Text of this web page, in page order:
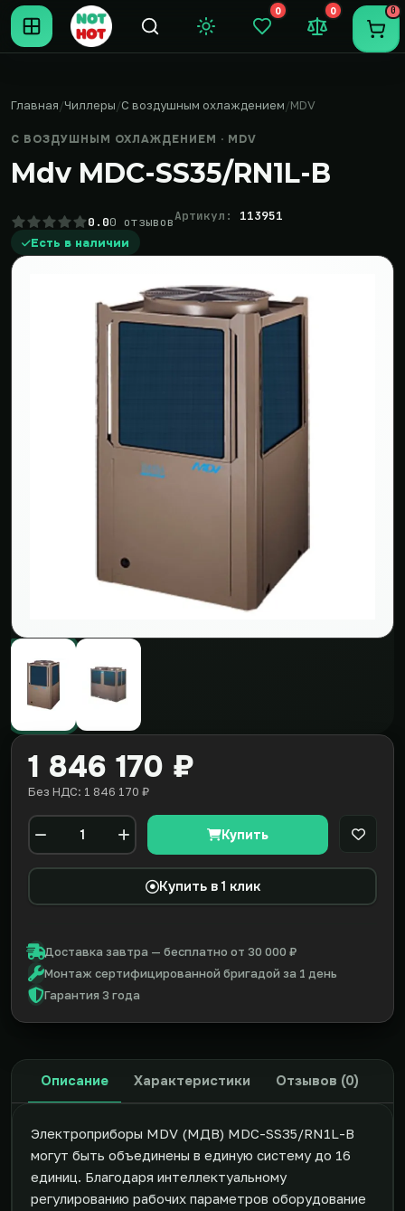
Темная тема
0
Закладки (0)
0
Сравнение
0
Главная Чиллеры С воздушным охлаждением MDV
С ВОЗДУШНЫМ ОХЛАЖДЕНИЕМ · MDV
Mdv MDC-SS35/RN1L-B
0.00 отзывовАртикул: 113951
Есть в наличии
1 846 170 ₽
Без НДС: 1 846 170 ₽
Количество
Купить В
Купить в 1 клик
Доставка завтра — бесплатно от 30 000 ₽
Монтаж сертифицированной бригадой за 1 день
Гарантия 3 года
Описание Характеристики Отзывов (0)
Электроприборы MDV (МДВ) MDC-SS35/RN1L-B
могут быть объединены в единую систему до 16
единиц. Благодаря интеллектуальному
регулированию рабочих параметров оборудование